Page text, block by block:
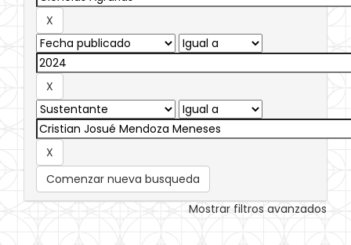
Comenzar nueva busqueda
Mostrar filtros avanzados